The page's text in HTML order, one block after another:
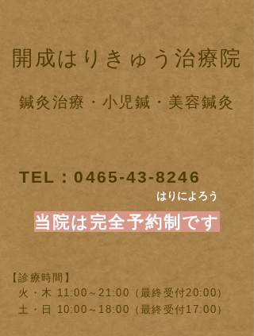
開成はりきゅう治療院
鍼灸治療・小児鍼・美容鍼灸
TEL：0465-43-8246
はりによろう
当院は完全予約制です
【診療時間】
火・木 11:00～21:00（最終受付20:00）
土・日 10:00～18:00（最終受付17:00）